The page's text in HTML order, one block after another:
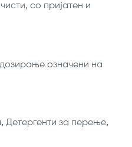
со пријатен и
означени на
, Детергенти за перење,